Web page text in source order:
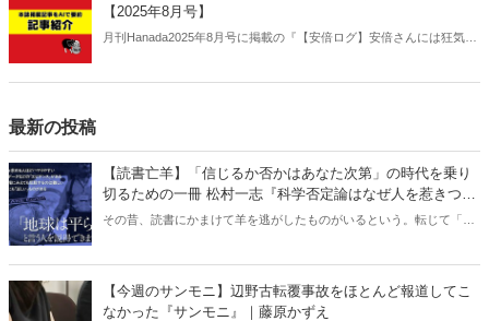
【2025年8月号】
月刊Hanada2025年8月号に掲載の『【安倍ログ】安倍さんには狂気が
最新の投稿
【読書亡羊】「信じるか否かはあなた次第」の時代を乗り
切るための一冊 松村一志『科学否定論はなぜ人を惹きつけ
るのか』（ちくま新書）｜梶原麻衣子
その昔、読書にかまけて羊を逃がしたものがいるという。転じて「読
ある。元月刊『Hanada』編集部員のライター・梶原がお送りする時事
書評！
【今週のサンモニ】辺野古転覆事故をほとんど報道してこ
なかった『サンモニ』｜藤原かずえ